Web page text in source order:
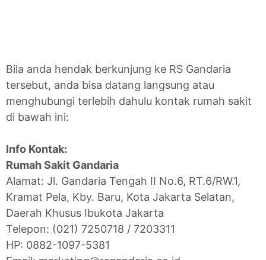
Bila anda hendak berkunjung ke RS Gandaria
tersebut, anda bisa datang langsung atau
menghubungi terlebih dahulu kontak rumah sakit
di bawah ini:
Info Kontak:
Rumah Sakit Gandaria
Alamat: Jl. Gandaria Tengah II No.6, RT.6/RW.1,
Kramat Pela, Kby. Baru, Kota Jakarta Selatan,
Daerah Khusus Ibukota Jakarta
Telepon: (021) 7250718 / 7203311
HP: 0882-1097-5381